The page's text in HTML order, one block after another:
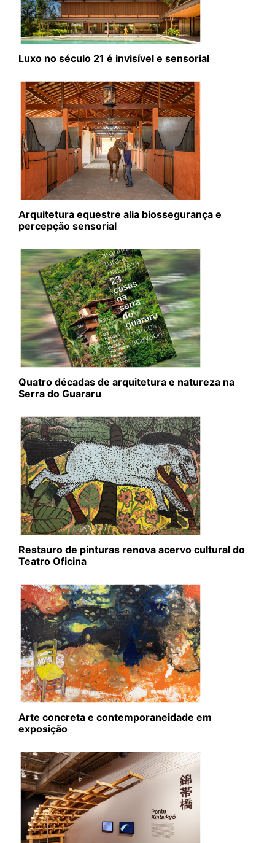
Luxo no século 21 é invisível e sensorial
Arquitetura equestre alia biossegurança e
percepção sensorial
Quatro décadas de arquitetura e natureza na
Serra do Guararu
Restauro de pinturas renova acervo cultural do
Teatro Oficina
Arte concreta e contemporaneidade em
exposição